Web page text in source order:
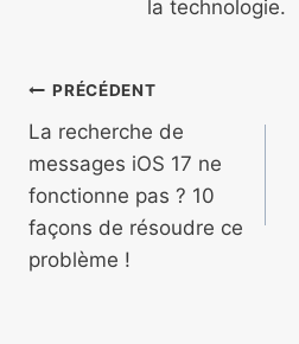
la technologie.
Navigation
de
l’article
PRÉCÉDENT
La recherche de
messages iOS 17 ne
fonctionne pas ? 10
façons de résoudre ce
problème !